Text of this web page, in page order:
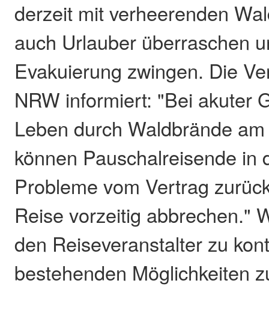
derzeit mit verheerenden
auch Urlauber überraschen
Evakuierung zwingen. Die
NRW informiert: "Bei akuter
Leben durch Waldbrände
können Pauschalreisende in
Probleme vom Vertrag
Reise vorzeitig abbrechen."
den Reiseveranstalter zu
bestehenden Möglichkeiten